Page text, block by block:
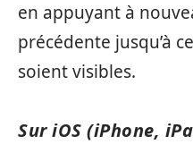
en appuyant à
précédente jusqu’à
soient visibles.
Sur iOS (iPhone,